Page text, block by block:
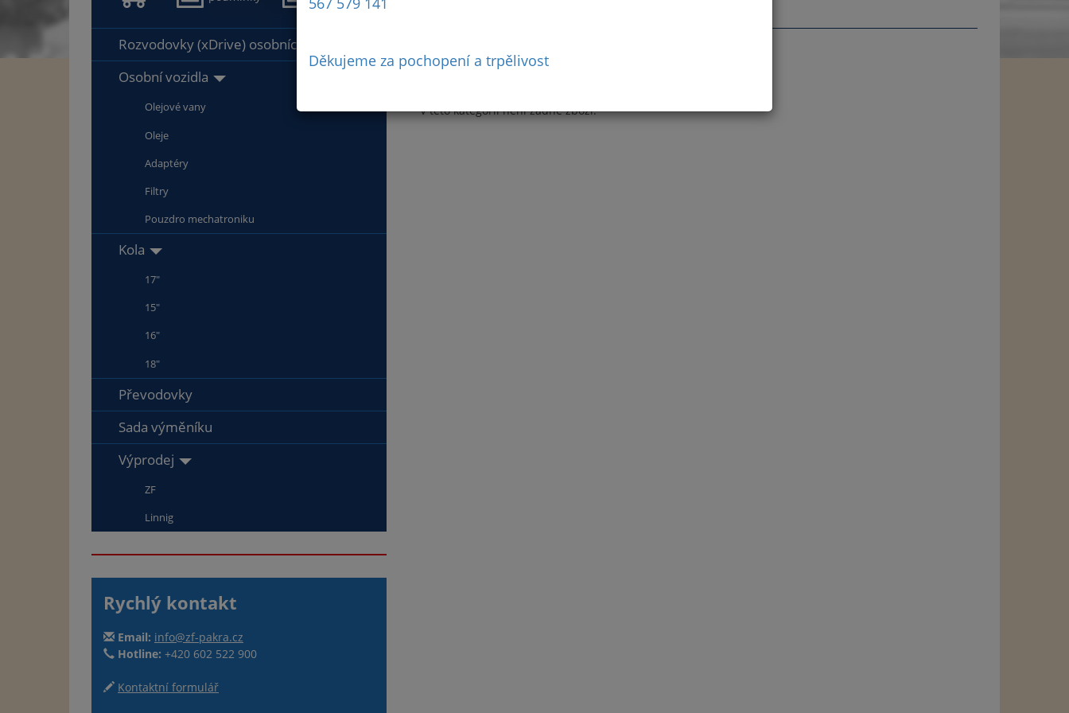
údajů
Rozvodovky (xDrive) osobních vozidel
Osobní vozidla
Olejové vany
Oleje
Adaptéry
Filtry
Pouzdro mechatroniku
Kola
17"
15"
16"
18"
Převodovky
Sada výměníku
Výprodej
ZF
Linnig
Rychlý kontakt
Email: info@zf-pakra.cz
Hotline: +420 602 522 900
Kontaktní formulář
Převodovky
V této kategorii není žádné zboží.
Děkujeme za pochopení a trpělivost